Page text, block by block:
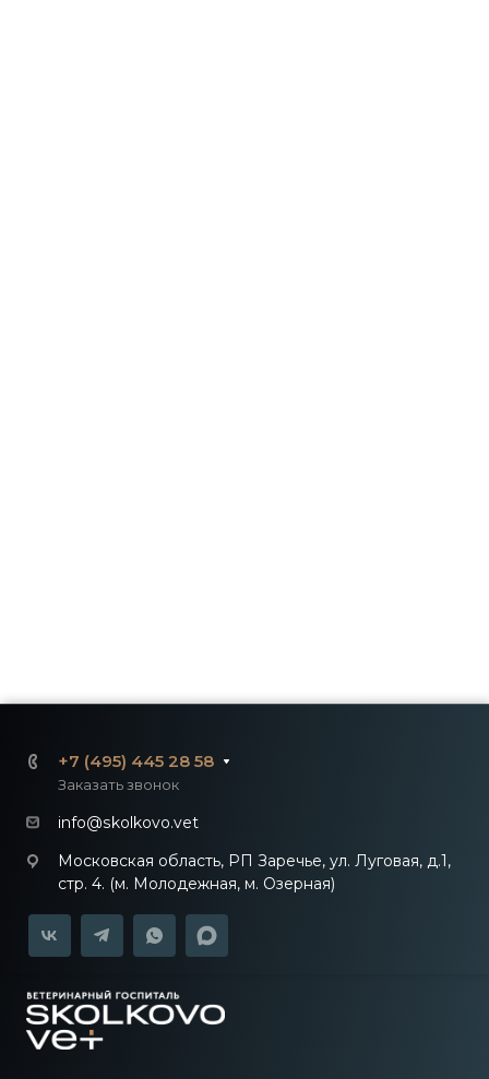
+7 (495) 445 28 58
Заказать звонок
info@skolkovo.vet
Московская область, РП Заречье, ул. Луговая, д.1,
стр. 4. (м. Молодежная, м. Озерная)